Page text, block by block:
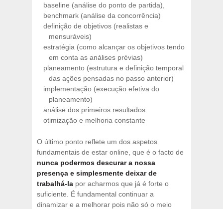
baseline (análise do ponto de partida),
benchmark (análise da concorrência)
definição de objetivos (realistas e
mensuráveis)
estratégia (como alcançar os objetivos tendo
em conta as análises prévias)
planeamento (estrutura e definição temporal
das ações pensadas no passo anterior)
implementação (execução efetiva do
planeamento)
análise dos primeiros resultados
otimização e melhoria constante
O último ponto reflete um dos aspetos
fundamentais de estar online, que é o facto de
nunca podermos descurar a nossa
presença e simplesmente deixar de
trabalhá-la por acharmos que já é forte o
suficiente. É fundamental continuar a
dinamizar e a melhorar pois não só o meio